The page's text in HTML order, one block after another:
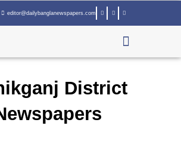
editor@dailybanglanewspapers.com
District